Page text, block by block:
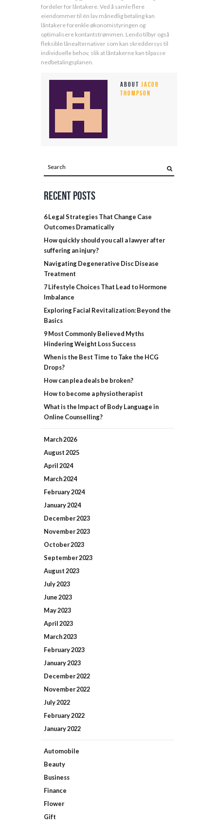
fordeler for låntakere. Ved å samle flere
eiendommer til én lav månedlig betaling kan
låntakere forenkle økonomistyringen og
optimalisere kontantstrømmen. Lendo tilbyr også
fleksible lånealternativer som kan skreddersys til
individuelle behov, slik at låntakerne kan tilpasse
nedbetalingsplanen.
About Jacob
Thompson
Recent Posts
6 Legal Strategies That Change Case
Outcomes Dramatically
How quickly should you call a lawyer after
suffering an injury?
Navigating Degenerative Disc Disease
Treatment
7 Lifestyle Choices That Lead to Hormone
Imbalance
Exploring Facial Revitalization: Beyond the
Basics
9 Most Commonly Believed Myths
Hindering Weight Loss Success
When is the Best Time to Take the HCG
Drops?
How can plea deals be broken?
How to become a physiotherapist
What is the Impact of Body Language in
Online Counselling?
March2026
August2025
April2024
March2024
February2024
January2024
December2023
November2023
October2023
September2023
August2023
July2023
June2023
May2023
April2023
March2023
February2023
January2023
December2022
November2022
July2022
February2022
January2022
Automobile
Beauty
Business
Finance
Flower
Gift